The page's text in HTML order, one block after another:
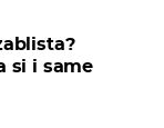
si i same